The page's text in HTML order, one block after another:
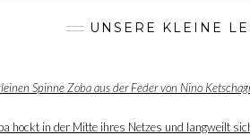
UNSERE KLEINE
Spinne Zoba aus der Feder von Nino
hockt in der Mitte ihres Netzes und langweilt